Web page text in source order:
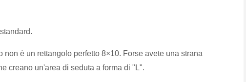
è un rettangolo perfetto 8×10. Forse avete una strana
creano un'area di seduta a forma di "L".